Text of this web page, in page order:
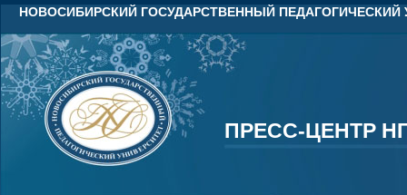
НОВОСИБИРСКИЙ ГОСУДАРСТВЕННЫЙ ПЕДАГОГИЧЕСКИЙ
ПРЕСС-ЦЕНТР
ПРЕСС-ЦЕНТР